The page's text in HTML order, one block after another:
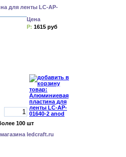
для ленты LC-AP-
Цена
Р: 1615 руб
100 шт